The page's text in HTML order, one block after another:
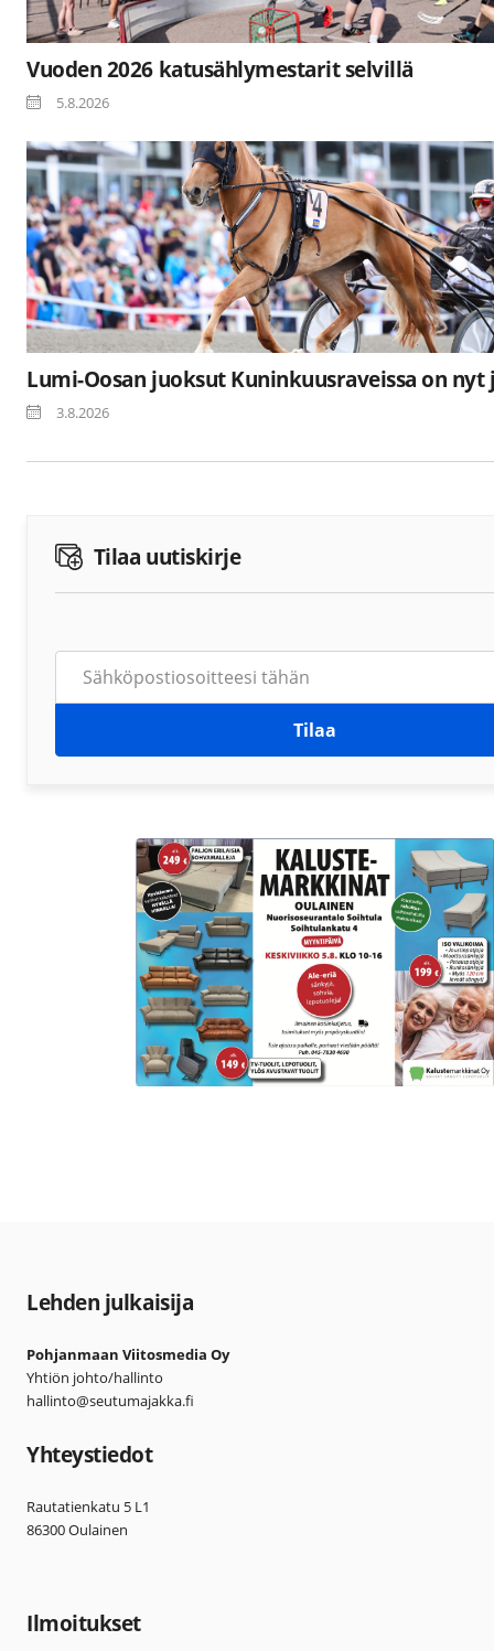
Vuoden 2026 katusählymestarit selvillä
5.8.2026
Lumi-Oosan juoksut Kuninkuusraveissa on nyt
3.8.2026
Tilaa uutiskirje
Tilaa
Lehden julkaisija
Pohjanmaan Viitosmedia Oy
Yhtiön johto/hallinto
hallinto@seutumajakka.fi
Yhteystiedot
Rautatienkatu 5 L1
86300 Oulainen
Ilmoitukset